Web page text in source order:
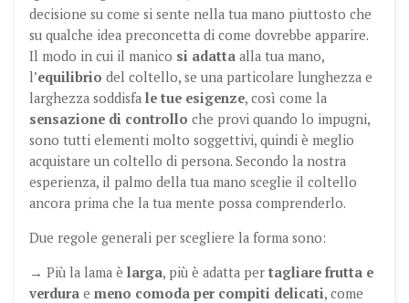
decisione su come si sente nella tua mano piuttosto che
su qualche idea preconcetta di come dovrebbe apparire.
Il modo in cui il manico si adatta alla tua mano,
l’equilibrio del coltello, se una particolare lunghezza e
larghezza soddisfa le tue esigenze, così come la
sensazione di controllo che provi quando lo impugni,
sono tutti elementi molto soggettivi, quindi è meglio
acquistare un coltello di persona. Secondo la nostra
esperienza, il palmo della tua mano sceglie il coltello
ancora prima che la tua mente possa comprenderlo.
Due regole generali per scegliere la forma sono:
→ Più la lama è larga, più è adatta per tagliare frutta e
verdura e meno comoda per compiti delicati, come